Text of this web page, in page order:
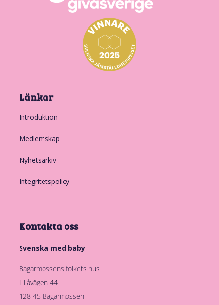
Länkar
Introduktion
Medlemskap
Nyhetsarkiv
Integritetspolicy
Kontakta oss
Svenska med baby
Bagarmossens folkets hus
Lillåvägen 44
128 45 Bagarmossen